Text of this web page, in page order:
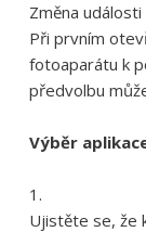
Změna
Při prvním
fotoaparátu k
předvolbu
Výběr
Ujistěte se, že